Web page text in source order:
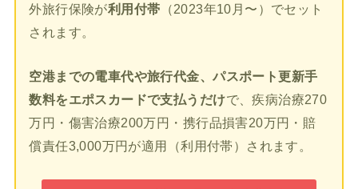
外旅行保険が利用付帯 （2023年10月〜）でセット
されます。
空港までの電車代や旅行代金、パスポート更新手
数料をエポスカードで支払うだけで、疾病治療270
万円・傷害治療200万円・携行品損害20万円・賠
償責任3,000万円が適用（利用付帯）されます。